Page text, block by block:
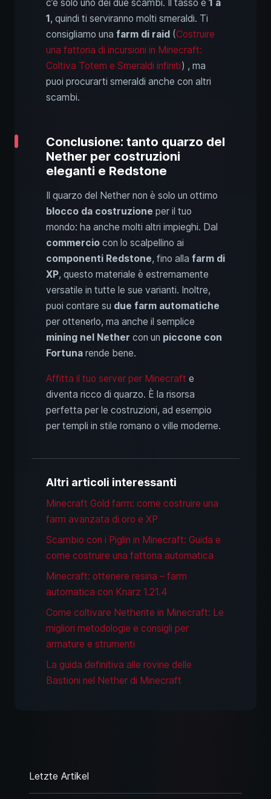
c’è solo uno dei due scambi. Il tasso è 1 a
1, quindi ti serviranno molti smeraldi. Ti
consigliamo una farm di raid (Costruire
una fattoria di incursioni in Minecraft:
Coltiva Totem e Smeraldi infiniti) , ma
puoi procurarti smeraldi anche con altri
scambi.
Conclusione: tanto quarzo del
Nether per costruzioni
eleganti e Redstone
Il quarzo del Nether non è solo un ottimo
blocco da costruzione per il tuo
mondo: ha anche molti altri impieghi. Dal
commercio con lo scalpellino ai
componenti Redstone, fino alla farm di
XP, questo materiale è estremamente
versatile in tutte le sue varianti. Inoltre,
puoi contare su due farm automatiche
per ottenerlo, ma anche il semplice
mining nel Nether con un piccone con
Fortuna rende bene.
Affitta il tuo server per Minecraft e
diventa ricco di quarzo. È la risorsa
perfetta per le costruzioni, ad esempio
per templi in stile romano o ville moderne.
Altri articoli interessanti
Minecraft Gold farm: come costruire una
farm avanzata di oro e XP
Scambio con i Piglin in Minecraft: Guida e
come costruire una fattoria automatica
Minecraft: ottenere resina – farm
automatica con Knarz 1.21.4
Come coltivare Netherite in Minecraft: Le
migliori metodologie e consigli per
armature e strumenti
La guida definitiva alle rovine delle
Bastioni nel Nether di Minecraft
Letzte Artikel